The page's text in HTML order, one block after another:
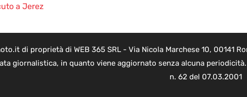
a Jerez
di proprietà di WEB 365 SRL - Via Nicola Marchese 10, 00141
giornalistica, in quanto viene aggiornato senza alcuna
n. 62 del 07.03.2001